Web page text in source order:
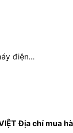
điện…
Địa chỉ mua